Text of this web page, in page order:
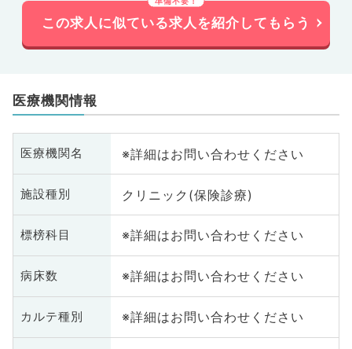
この求人に似ている求人を紹介してもらう
医療機関情報
医療機関名 ※詳細はお問い合わせください
施設種別 クリニック(保険診療)
標榜科目 ※詳細はお問い合わせください
病床数 ※詳細はお問い合わせください
カルテ種別 ※詳細はお問い合わせください